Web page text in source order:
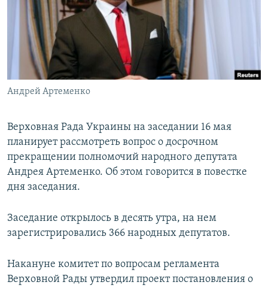
ПОБЕДИТЕЛЕЙ НЕ СУДЯТ?
КРЫМ.НЕПОКОРЕННЫЙ
ELIFBE
УКРАИНСКАЯ ПРОБЛЕМА КРЫМА
ПРИСОЕДИНЯЙТЕСЬ!
Все сайты RFE/RL
Андрей Артеменко
Верховная Рада Украины на заседании 16 мая
планирует рассмотреть вопрос о досрочном
прекращении полномочий народного депутата
Андрея Артеменко. Об этом говорится в повестке
дня заседания.
Заседание открылось в десять утра, на нем
зарегистрировались 366 народных депутатов.
Накануне комитет по вопросам регламента
Верховной Рады утвердил проект постановления о